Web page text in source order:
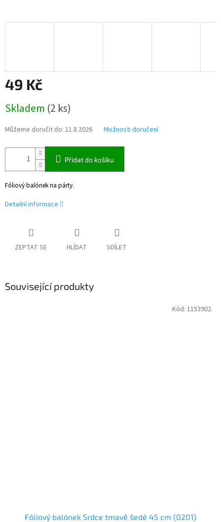
49 Kč
cena:
Skladem (2 ks)
Můžeme doručit do: 11.8.2026 Možnosti doručení
Přidat do košíku
Fóliový balónek na párty.
Detailní informace
ZEPTAT SE HLÍDAT SDÍLET
Související produkty
Fóliový balónek Srdce tmavě šedé 45 cm (0201)
Kód: 1153902